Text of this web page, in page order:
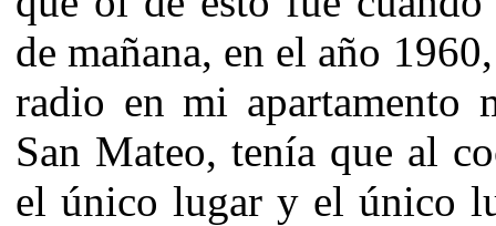
de mañana, en el año
radio en mi apartamento
San Mateo, tenía que al
el único lugar y el único